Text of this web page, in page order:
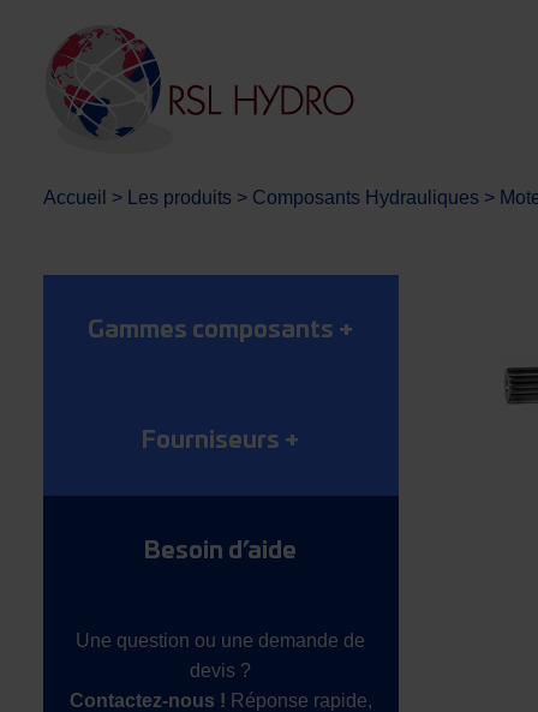
Accueil > Les produits > Composants Hydrauliques >
Gammes composants +
Fourniseurs +
Besoin d’aide
Une question ou une demande de
devis ?
Contactez-nous ! Réponse rapide,